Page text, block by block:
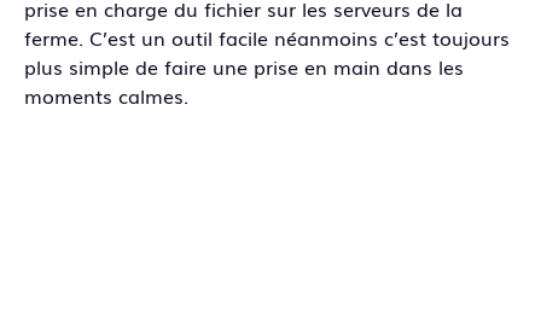
prise en charge du fichier sur les serveurs de la
ferme. C’est un outil facile néanmoins c’est toujours
plus simple de faire une prise en main dans les
moments calmes.